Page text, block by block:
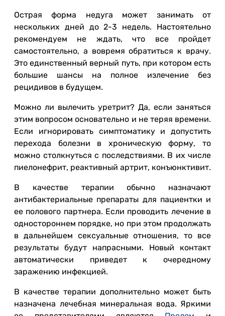
Острая форма недуга может занимать от
нескольких дней до 2-3 недель. Настоятельно
рекомендуем не ждать, что все пройдет
самостоятельно, а вовремя обратиться к врачу.
Это единственный верный путь, при котором есть
большие шансы на полное излечение без
рецидивов в будущем.
Можно ли вылечить уретрит? Да, если заняться
этим вопросом основательно и не теряя времени.
Если игнорировать симптоматику и допустить
перехода болезни в хроническую форму, то
можно столкнуться с последствиями. В их числе
пиелонефрит, реактивный артрит, конъюнктивит.
В качестве терапии обычно назначают
антибактериальные препараты для пациентки и
ее полового партнера. Если проводить лечение в
одностороннем порядке, но при этом продолжать
в дальнейшем сексуальные отношения, то все
результаты будут напрасными. Новый контакт
автоматически приведет к очередному
заражению инфекцией.
В качестве терапии дополнительно может быть
назначена лечебная минеральная вода. Яркими